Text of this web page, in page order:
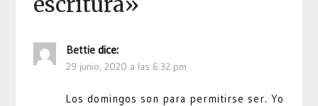
Bettie dice:
29 junio, 2020 a las 6:32 pm
Los domingos son para permitirse ser. Yo